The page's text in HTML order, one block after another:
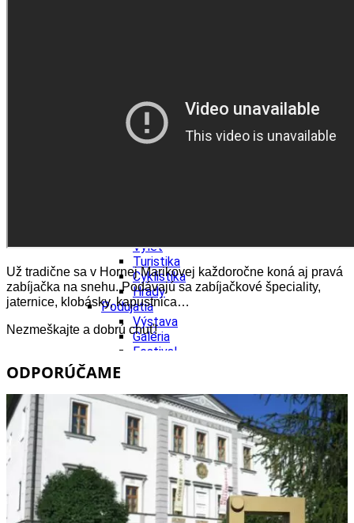
Wellness
Gastro
Víno
Výlet
Turistika
Cyklistika
Hrady
Podujatia
Výstava
Galéria
Festival
Ubytovanie
Pobyty
Wellness
Gastro
Kultúra a tradície
Kúpele
Šport a agroturistika
Školstvo
Ekonomika obchod a doprava
Už tradične sa v Hornej Marikovej každoročne koná aj pravá
zabíjačka na snehu. Podávajú sa zabíjačkové špeciality,
jaternice, klobásky, kapustnica…
Nezmeškajte a dobrú chuť!
ODPORÚČAME